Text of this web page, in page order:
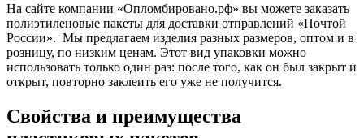
На сайте компании «Опломбировано.рф» вы можете заказать
полиэтиленовые пакеты для доставки отправлений «Почтой
России». Мы предлагаем изделия разных размеров, оптом и в
розницу, по низким ценам. Этот вид упаковки можно
использовать только один раз: после того, как он был закрыт и
открыт, повторно заклеить его уже не получится.
Свойства и преимущества